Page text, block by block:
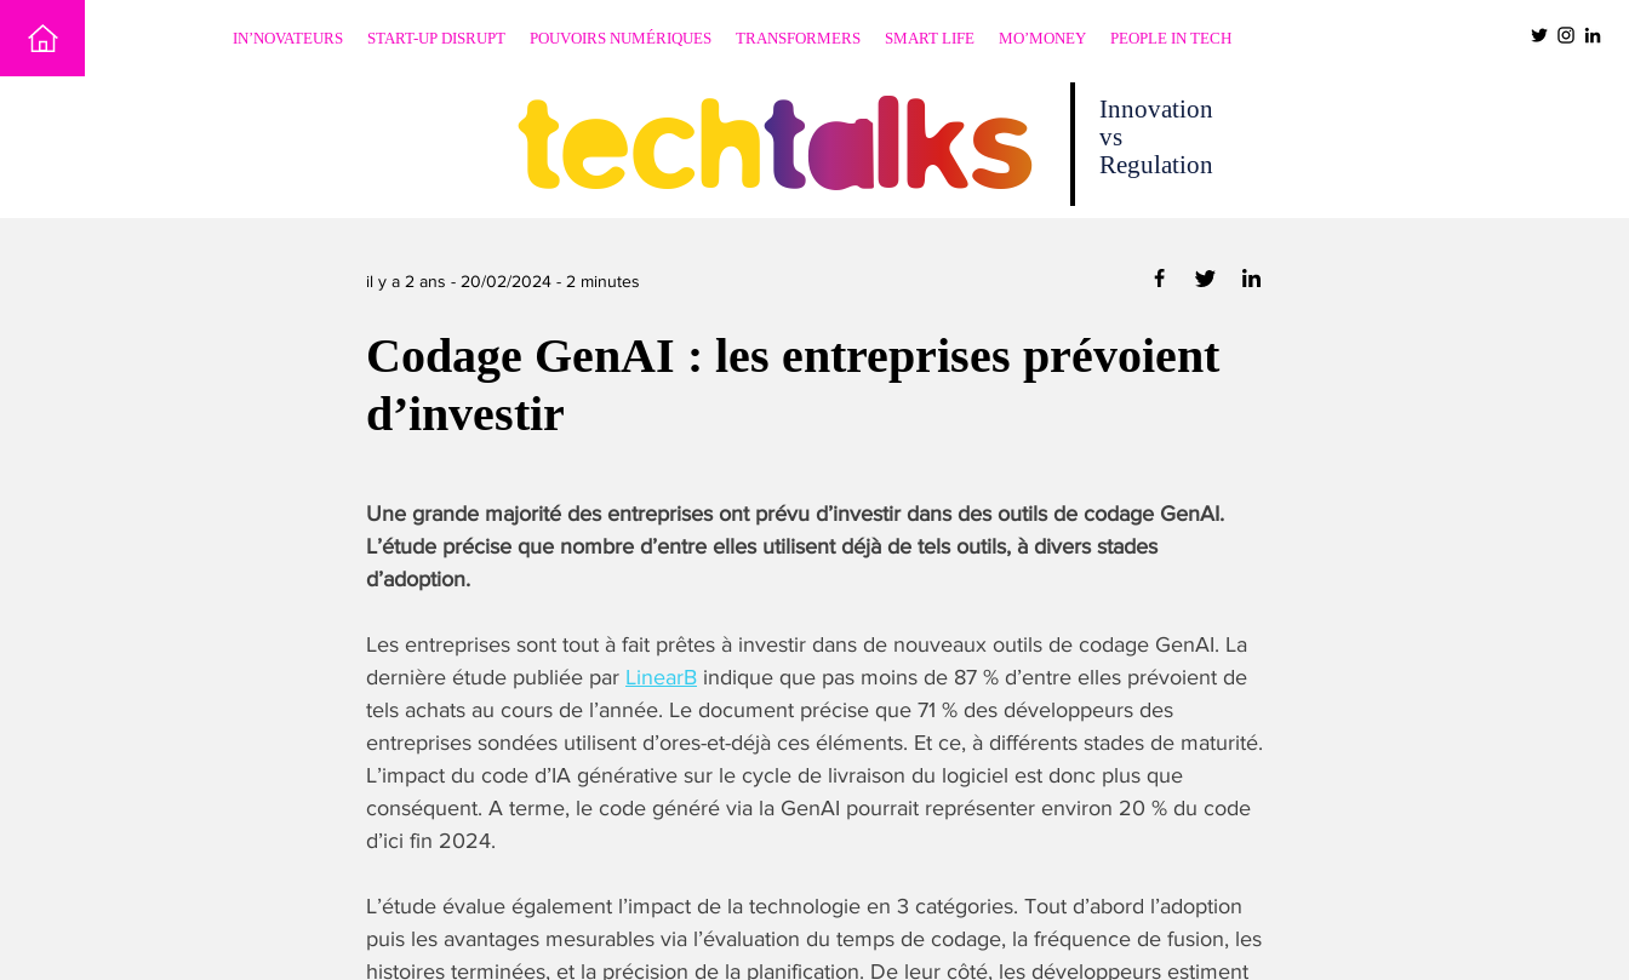
IN’NOVATEURS START-UP DISRUPT POUVOIRS NUMÉRIQUES TRANSFORMERS SMART LIFE MO’MONEY PEOPLE IN TECH
techtalks
Innovation
vs
Regulation
il y a 2 ans - 20/02/2024 - 2 minutes
Codage GenAI : les entreprises prévoient
d’investir
Une grande majorité des entreprises ont prévu d’investir dans des outils de codage GenAI.
L’étude précise que nombre d’entre elles utilisent déjà de tels outils, à divers stades
d’adoption.
Les entreprises sont tout à fait prêtes à investir dans de nouveaux outils de codage GenAI. La
dernière étude publiée par LinearB indique que pas moins de 87 % d’entre elles prévoient de
tels achats au cours de l’année. Le document précise que 71 % des développeurs des
entreprises sondées utilisent d’ores-et-déjà ces éléments. Et ce, à différents stades de maturité.
L’impact du code d’IA générative sur le cycle de livraison du logiciel est donc plus que
conséquent. A terme, le code généré via la GenAI pourrait représenter environ 20 % du code
d’ici fin 2024.
L’étude évalue également l’impact de la technologie en 3 catégories. Tout d’abord l’adoption
puis les avantages mesurables via l’évaluation du temps de codage, la fréquence de fusion, les
histoires terminées, et la précision de la planification. De leur côté, les développeurs estiment